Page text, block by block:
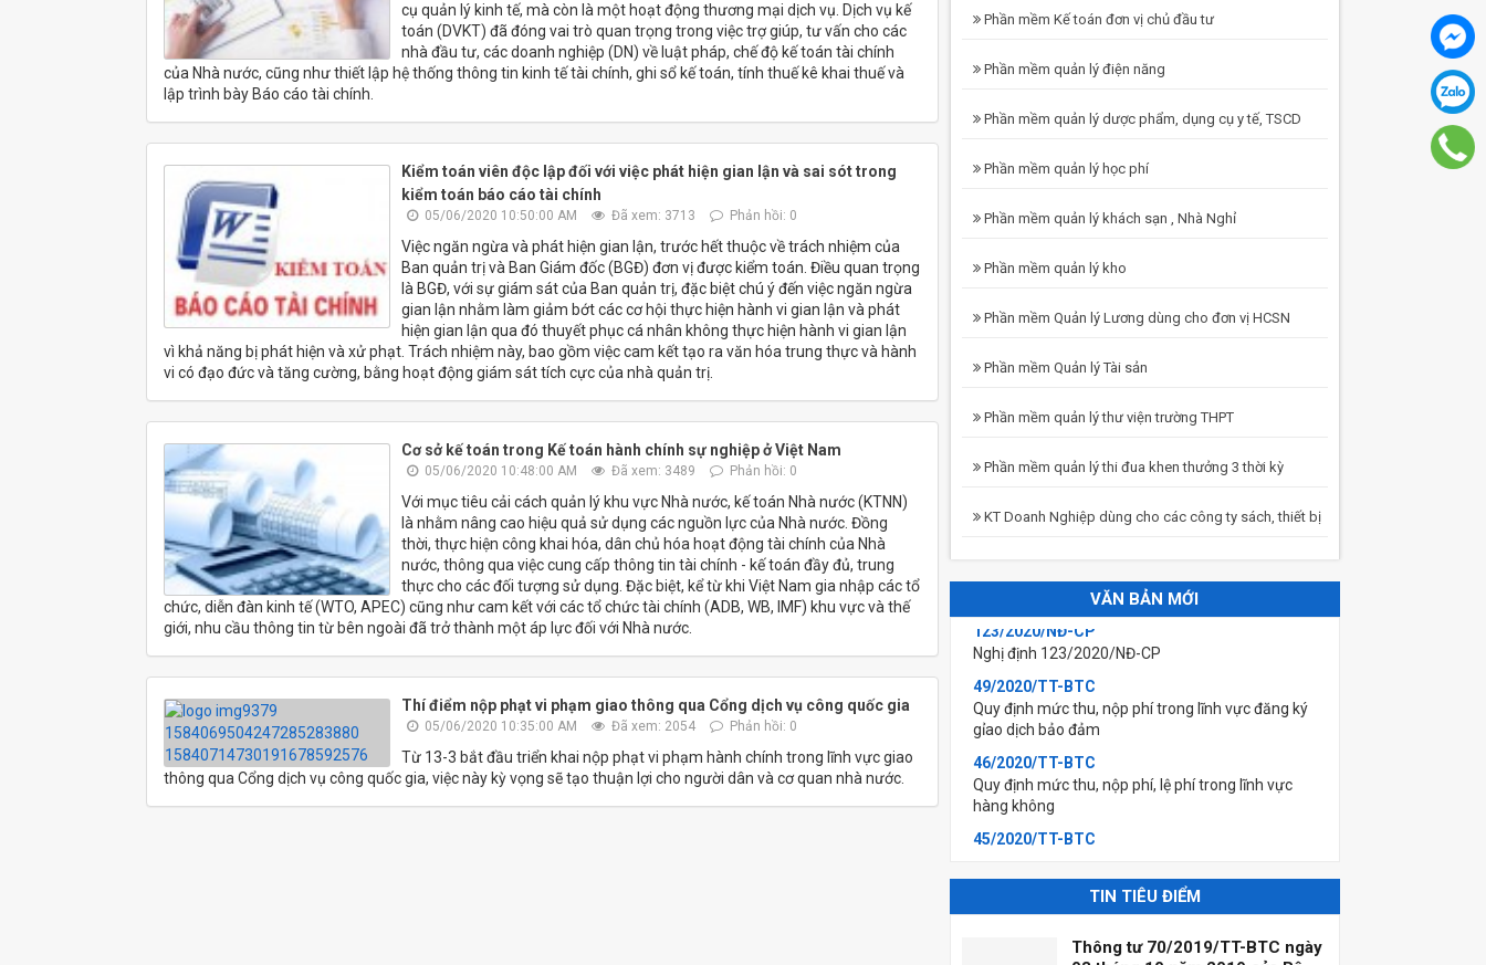
cụ quản lý kinh tế, mà còn là một hoạt động thương mại dịch vụ. Dịch vụ kế
toán (DVKT) đã đóng vai trò quan trọng trong việc trợ giúp, tư vấn cho các
nhà đầu tư, các doanh nghiệp (DN) về luật pháp, chế độ kế toán tài chính
của Nhà nước, cũng như thiết lập hệ thống thông tin kinh tế tài chính, ghi sổ kế toán, tính thuế kê khai thuế và
lập trình bày Báo cáo tài chính.
Kiểm toán viên độc lập đối với việc phát hiện gian lận và sai sót trong
kiểm toán báo cáo tài chính
05/06/2020 10:50:00 AM Đã xem: 3713 Phản hồi: 0
Việc ngăn ngừa và phát hiện gian lận, trước hết thuộc về trách nhiệm của
Ban quản trị và Ban Giám đốc (BGĐ) đơn vị được kiểm toán. Điều quan trọng
là BGĐ, với sự giám sát của Ban quản trị, đặc biệt chú ý đến việc ngăn ngừa
gian lận nhằm làm giảm bớt các cơ hội thực hiện hành vi gian lận và phát
hiện gian lận qua đó thuyết phục cá nhân không thực hiện hành vi gian lận
vì khả năng bị phát hiện và xử phạt. Trách nhiệm này, bao gồm việc cam kết tạo ra văn hóa trung thực và hành
vi có đạo đức và tăng cường, bằng hoạt động giám sát tích cực của nhà quản trị.
Cơ sở kế toán trong Kế toán hành chính sự nghiệp ở Việt Nam
05/06/2020 10:48:00 AM Đã xem: 3489 Phản hồi: 0
Với mục tiêu cải cách quản lý khu vực Nhà nước, kế toán Nhà nước (KTNN)
là nhằm nâng cao hiệu quả sử dụng các nguồn lực của Nhà nước. Đồng
thời, thực hiện công khai hóa, dân chủ hóa hoạt động tài chính của Nhà
nước, thông qua việc cung cấp thông tin tài chính - kế toán đầy đủ, trung
thực cho các đối tượng sử dụng. Đặc biệt, kể từ khi Việt Nam gia nhập các tổ
chức, diễn đàn kinh tế (WTO, APEC) cũng như cam kết với các tổ chức tài chính (ADB, WB, IMF) khu vực và thế
giới, nhu cầu thông tin từ bên ngoài đã trở thành một áp lực đối với Nhà nước.
Thí điểm nộp phạt vi phạm giao thông qua Cổng dịch vụ công quốc gia
05/06/2020 10:35:00 AM Đã xem: 2054 Phản hồi: 0
Từ 13-3 bắt đầu triển khai nộp phạt vi phạm hành chính trong lĩnh vực giao
thông qua Cổng dịch vụ công quốc gia, việc này kỳ vọng sẽ tạo thuận lợi cho người dân và cơ quan nhà nước.
Phần mềm Kế toán đơn vị chủ đầu tư
Phần mềm quản lý điện năng
Phần mềm quản lý dược phẩm, dụng cụ y tế, TSCD
Phần mềm quản lý học phí
Phần mềm quản lý khách sạn , Nhà Nghỉ
Phần mềm quản lý kho
Phần mềm Quản lý Lương dùng cho đơn vị HCSN
Phần mềm Quản lý Tài sản
Phần mềm quản lý thư viện trường THPT
Phần mềm quản lý thi đua khen thưởng 3 thời kỳ
KT Doanh Nghiệp dùng cho các công ty sách, thiết bị
VĂN BẢN MỚI
123/2020/NĐ-CP
Nghị định 123/2020/NĐ-CP
49/2020/TT-BTC
Quy định mức thu, nộp phí trong lĩnh vực đăng ký
gỉao dịch bảo đảm
46/2020/TT-BTC
Quy định mức thu, nộp phí, lệ phí trong lĩnh vực
hàng không
45/2020/TT-BTC
Quy định mức thu, nộp phí đăng ký (xác nhận) sử
công nghiệp
44/2020/TT-BTC
hàng hoá, dịch vụ hạn chế kinh doanh; hàng hoá,
TIN TIÊU ĐIỂM
Thông tư 70/2019/TT-BTC ngày